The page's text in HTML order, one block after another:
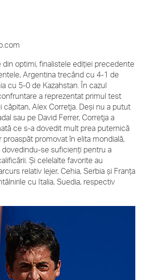
din optimi, finalistele ediției precedente
Argentina trecând cu 4-1 de
cu 5-0 de Kazahstan. În cazul
a reprezentat primul test
căpitan, Alex Corretja. Deși nu a putut
sau pe David Ferrer, Corretja a
ce s-a dovedit mult prea puternică
proaspăt promovat în elita mondială,
dovedindu-se suficienţi pentru a
Şi celelalte favorite au
relativ lejer, Cehia, Serbia și Franța
cu Italia, Suedia, respectiv